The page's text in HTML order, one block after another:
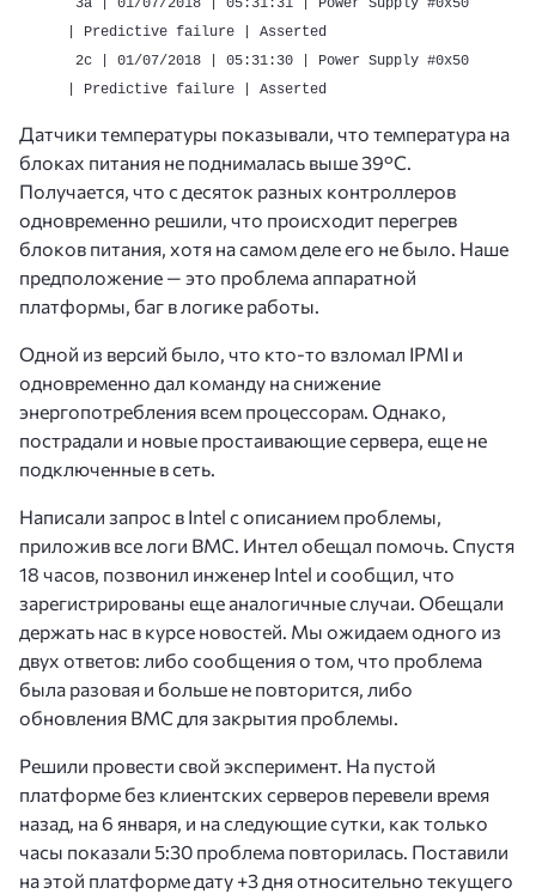
3a | 01/07/2018 | 05:31:31 | Power Supply #0x50
| Predictive failure | Asserted
2c | 01/07/2018 | 05:31:30 | Power Supply #0x50
| Predictive failure | Asserted
Датчики температуры показывали, что температура на
блоках питания не поднималась выше 39°C.
Получается, что с десяток разных контроллеров
одновременно решили, что происходит перегрев
блоков питания, хотя на самом деле его не было. Наше
предположение — это проблема аппаратной
платформы, баг в логике работы.
Одной из версий было, что кто-то взломал IPMI и
одновременно дал команду на снижение
энергопотребления всем процессорам. Однако,
пострадали и новые простаивающие сервера, еще не
подключенные в сеть.
Написали запрос в Intel с описанием проблемы,
приложив все логи BMC. Интел обещал помочь. Спустя
18 часов, позвонил инженер Intel и сообщил, что
зарегистрированы еще аналогичные случаи. Обещали
держать нас в курсе новостей. Мы ожидаем одного из
двух ответов: либо сообщения о том, что проблема
была разовая и больше не повторится, либо
обновления BMC для закрытия проблемы.
Решили провести свой эксперимент. На пустой
платформе без клиентских серверов перевели время
назад, на 6 января, и на следующие сутки, как только
часы показали 5:30 проблема повторилась. Поставили
на этой платформе дату +3 дня относительно текущего